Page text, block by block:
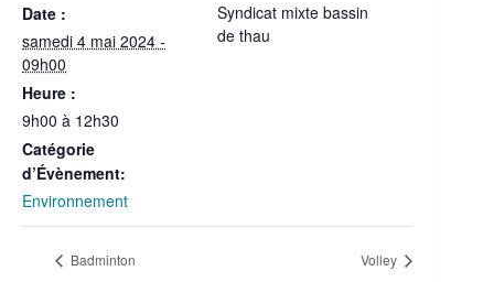
Date :
samedi 4 mai 2024 -
09h00
Heure :
9h00 à 12h30
Catégorie
d’Évènement:
Environnement
Syndicat mixte bassin
de thau
Badminton Volley